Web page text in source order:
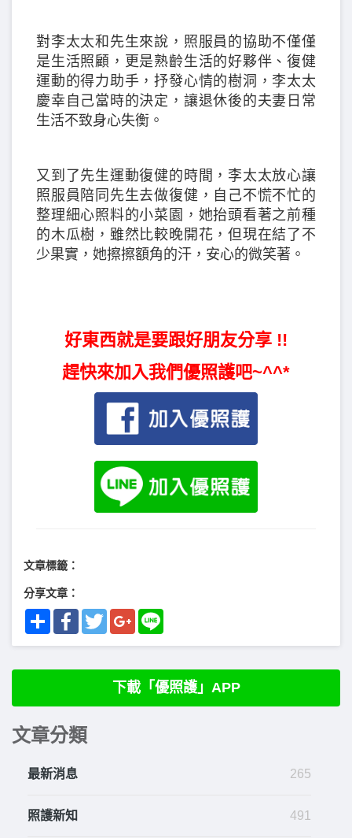
對李太太和先生來說，照服員的協助不僅僅
是生活照顧，更是熟齡生活的好夥伴、復健
運動的得力助手，抒發心情的樹洞，李太太
慶幸自己當時的決定，讓退休後的夫妻日常
生活不致身心失衡。
又到了先生運動復健的時間，李太太放心讓
照服員陪同先生去做復健，自己不慌不忙的
整理細心照料的小菜園，她抬頭看著之前種
的木瓜樹，雖然比較晚開花，但現在結了不
少果實，她擦擦額角的汗，安心的微笑著。
好東西就是要跟好朋友分享 !!
趕快來加入我們優照護吧~^^*
文章標籤：
分享文章：
Share FacebookTwitterGoogle+
下載「優照護」APP
文章分類
最新消息 265
照護新知 491